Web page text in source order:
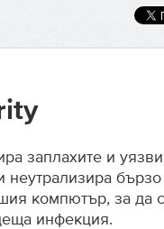
заплахите и
компютър, за да
инфекция.